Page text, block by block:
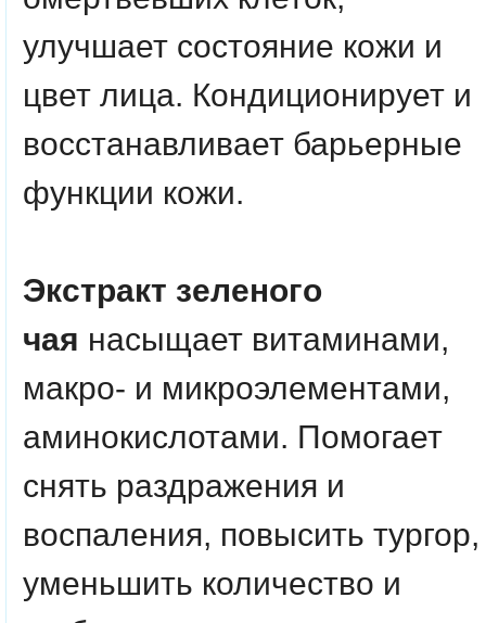
улучшает состояние кожи и
цвет лица. Кондиционирует и
восстанавливает барьерные
функции кожи.
Экстракт зеленого
чая насыщает витаминами,
макро- и микроэлементами,
аминокислотами. Помогает
снять раздражения и
воспаления, повысить тургор,
уменьшить количество и